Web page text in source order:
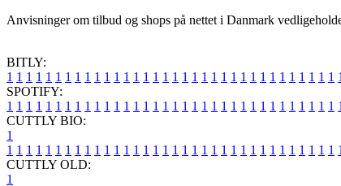
Anvisninger om tilbud og shops på nettet i Danmark
BITLY:
1 1 1 1 1 1 1 1 1 1 1 1 1 1 1 1 1 1 1 1 1 1 1 1 1 1 1 1 1 1 1 1 1 1 1
SPOTIFY:
1 1 1 1 1 1 1 1 1 1 1 1 1 1 1 1 1 1 1 1 1 1 1 1 1 1 1 1 1 1 1 1 1 1 1
CUTTLY BIO:
1
1 1 1 1 1 1 1 1 1 1 1 1 1 1 1 1 1 1 1 1 1 1 1 1 1 1 1 1 1 1 1 1 1 1 1
CUTTLY OLD:
1